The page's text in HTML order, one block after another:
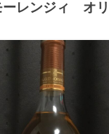
ーレンジィ オ